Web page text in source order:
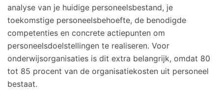
analyse van je huidige personeelsbestand, je
toekomstige personeelsbehoefte, de benodigde
competenties en concrete actiepunten om
personeelsdoelstellingen te realiseren. Voor
onderwijsorganisaties is dit extra belangrijk, omdat 80
tot 85 procent van de organisatiekosten uit personeel
bestaat.